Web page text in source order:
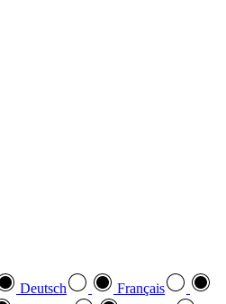
Deutsch
Français